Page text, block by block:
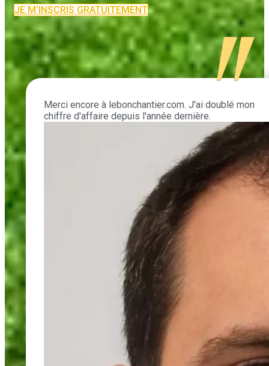
JE M’INSCRIS GRATUITEMENT
Merci encore à lebonchantier.com. J'ai doublé mon
chiffre d'affaire depuis l'année dernière.